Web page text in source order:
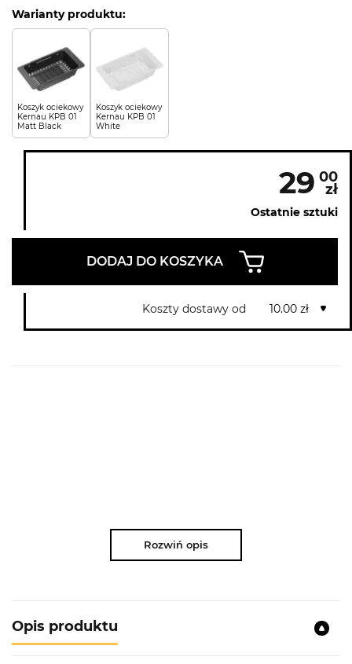
Warianty produktu:
Koszyk ociekowy
Kernau KPB 01
Matt Black
Koszyk ociekowy
Kernau KPB 01
White
29 00
zł
Ostatnie sztuki
DODAJ DO KOSZYKA
Koszty dostawy od 10.00 zł
Rozwiń opis
Opis produktu